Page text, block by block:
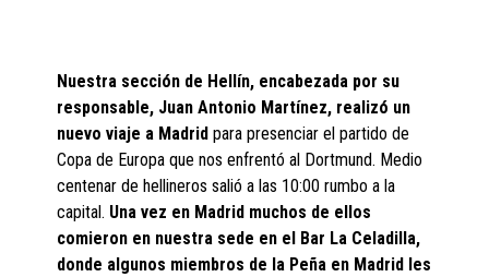
Nuestra sección de Hellín, encabezada por su
responsable, Juan Antonio Martínez, realizó un
nuevo viaje a Madrid para presenciar el partido de
Copa de Europa que nos enfrentó al Dortmund. Medio
centenar de hellineros salió a las 10:00 rumbo a la
capital. Una vez en Madrid muchos de ellos
comieron en nuestra sede en el Bar La Celadilla,
donde algunos miembros de la Peña en Madrid les